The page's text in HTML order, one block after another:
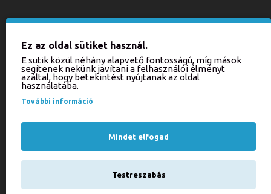
akcióinkról és újdonságainkról!
az alábbi mezőbe!
Ez az oldal sütiket használ.
E sütik közül néhány alapvető fontosságú, míg mások
segítenek nekünk javítani a felhasználói élményt
azáltal, hogy betekintést nyújtanak az oldal
használatába.
További információ
Mindet elfogad
Testreszabás